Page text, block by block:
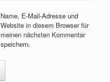
Name, E-Mail-Adresse und
Website in diesem Browser für
meinen nächsten Kommentar
speichern.